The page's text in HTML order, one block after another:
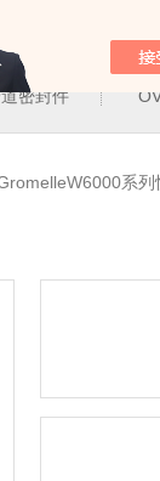
密封件
系